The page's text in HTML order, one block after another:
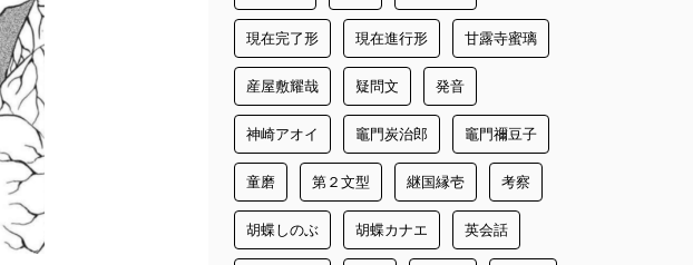
現在完了形 現在進行形 甘露寺蜜璃
産屋敷耀哉 疑問文 発音
神崎アオイ 竈門炭治郎 竈門禰豆子
童磨 第２文型 継国縁壱 考察
胡蝶しのぶ 胡蝶カナエ 英会話